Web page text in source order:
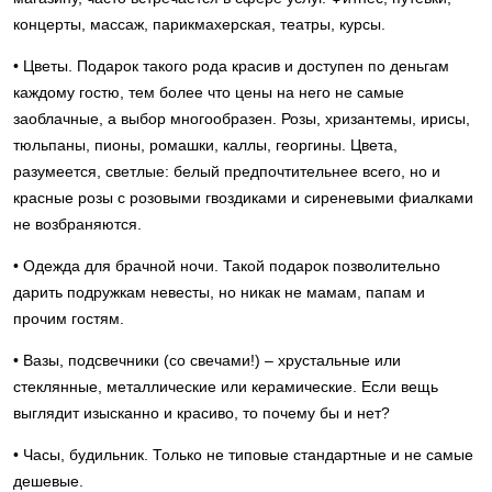
концерты, массаж, парикмахерская, театры, курсы.
• Цветы. Подарок такого рода красив и доступен по деньгам
каждому гостю, тем более что цены на него не самые
заоблачные, а выбор многообразен. Розы, хризантемы, ирисы,
тюльпаны, пионы, ромашки, каллы, георгины. Цвета,
разумеется, светлые: белый предпочтительнее всего, но и
красные розы с розовыми гвоздиками и сиреневыми фиалками
не возбраняются.
• Одежда для брачной ночи. Такой подарок позволительно
дарить подружкам невесты, но никак не мамам, папам и
прочим гостям.
• Вазы, подсвечники (со свечами!) – хрустальные или
стеклянные, металлические или керамические. Если вещь
выглядит изысканно и красиво, то почему бы и нет?
• Часы, будильник. Только не типовые стандартные и не самые
дешевые.